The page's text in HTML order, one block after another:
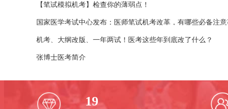
【笔试模拟机考】检查你的薄弱点！
国家医学考试中心发布：医师笔试机考改革，有哪些必备注意
机考、大纲改版、一年两试！医考这些年到底改了什么？
张博士医考简介
19